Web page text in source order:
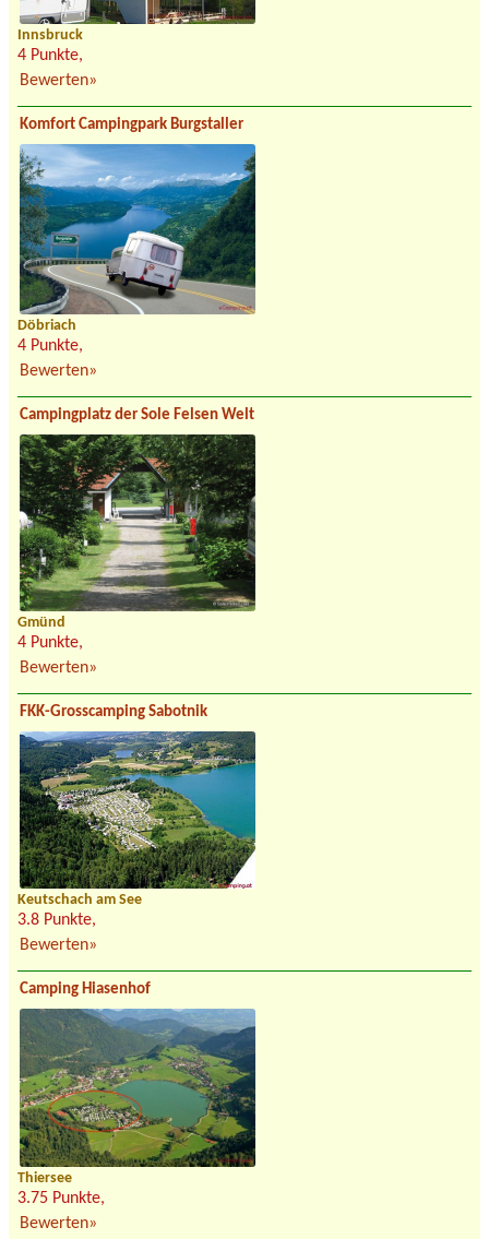
Innsbruck
4 Punkte,
Bewerten»
Komfort Campingpark Burgstaller
Döbriach
4 Punkte,
Bewerten»
Campingplatz der Sole Felsen Welt
Gmünd
4 Punkte,
Bewerten»
FKK-Grosscamping Sabotnik
Keutschach am See
3.8 Punkte,
Bewerten»
Camping Hiasenhof
Thiersee
3.75 Punkte,
Bewerten»